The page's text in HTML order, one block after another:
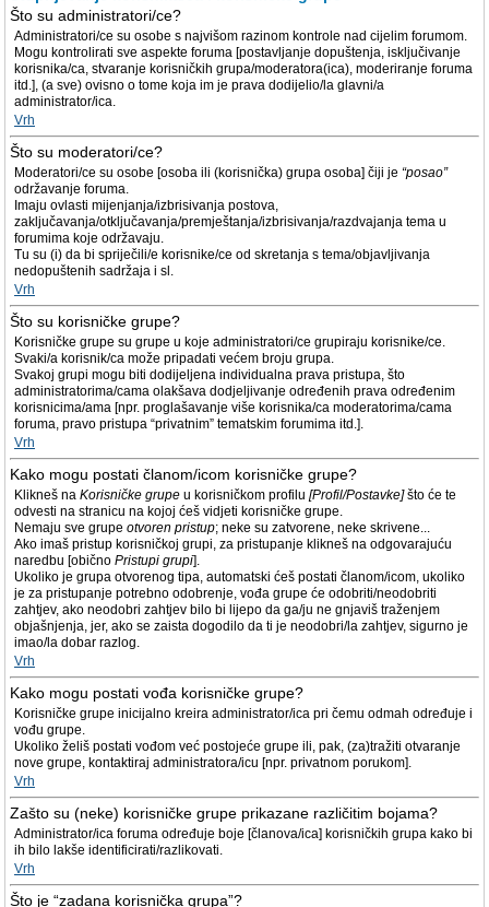
Što su administratori/ce?
Administratori/ce su osobe s najvišom razinom kontrole nad cijelim forumom.
Mogu kontrolirati sve aspekte foruma [postavljanje dopuštenja, isključivanje
korisnika/ca, stvaranje korisničkih grupa/moderatora(ica), moderiranje foruma
itd.], (a sve) ovisno o tome koja im je prava dodijelio/la glavni/a
administrator/ica.
Vrh
Što su moderatori/ce?
Moderatori/ce su osobe [osoba ili (korisnička) grupa osoba] čiji je “posao”
održavanje foruma.
Imaju ovlasti mijenjanja/izbrisivanja postova,
zaključavanja/otključavanja/premještanja/izbrisivanja/razdvajanja tema u
forumima koje održavaju.
Tu su (i) da bi spriječili/e korisnike/ce od skretanja s tema/objavljivanja
nedopuštenih sadržaja i sl.
Vrh
Što su korisničke grupe?
Korisničke grupe su grupe u koje administratori/ce grupiraju korisnike/ce.
Svaki/a korisnik/ca može pripadati većem broju grupa.
Svakoj grupi mogu biti dodijeljena individualna prava pristupa, što
administratorima/cama olakšava dodjeljivanje određenih prava određenim
korisnicima/ama [npr. proglašavanje više korisnika/ca moderatorima/cama
foruma, pravo pristupa “privatnim” tematskim forumima itd.].
Vrh
Kako mogu postati članom/icom korisničke grupe?
Klikneš na Korisničke grupe u korisničkom profilu [Profil/Postavke]što će te
odvesti na stranicu na kojoj ćeš vidjeti korisničke grupe.
Nemaju sve grupe otvoren pristup; neke su zatvorene, neke skrivene...
Ako imaš pristup korisničkoj grupi, za pristupanje klikneš na odgovarajuću
naredbu [obično Pristupi grupi].
Ukoliko je grupa otvorenog tipa, automatski ćeš postati članom/icom, ukoliko
je za pristupanje potrebno odobrenje, vođa grupe će odobriti/neodobriti
zahtjev, ako neodobri zahtjev bilo bi lijepo da ga/ju ne gnjaviš traženjem
objašnjenja, jer, ako se zaista dogodilo da ti je neodobri/la zahtjev, sigurno je
imao/la dobar razlog.
Vrh
Kako mogu postati vođa korisničke grupe?
Korisničke grupe inicijalno kreira administrator/ica pri čemu odmah određuje i
vođu grupe.
Ukoliko želiš postati vođom već postojeće grupe ili, pak, (za)tražiti otvaranje
nove grupe, kontaktiraj administratora/icu [npr. privatnom porukom].
Vrh
Zašto su (neke) korisničke grupe prikazane različitim bojama?
Administrator/ica foruma određuje boje [članova/ica] korisničkih grupa kako bi
ih bilo lakše identificirati/razlikovati.
Vrh
Što je “zadana korisnička grupa”?